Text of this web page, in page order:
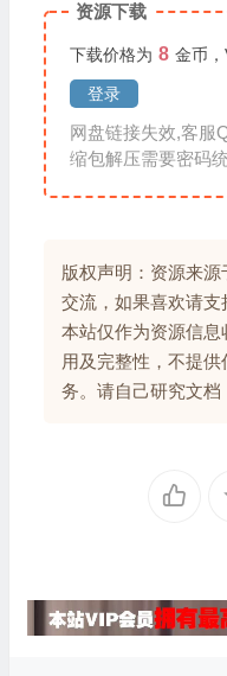
资源下载
下载价格为 8 金币
登录
网盘链接失效,客服
缩包解压需要密码
版权声明：资源来
交流，如果喜欢请支
本站仅作为资源信
用及完整性，不提
务。请自己研究文档